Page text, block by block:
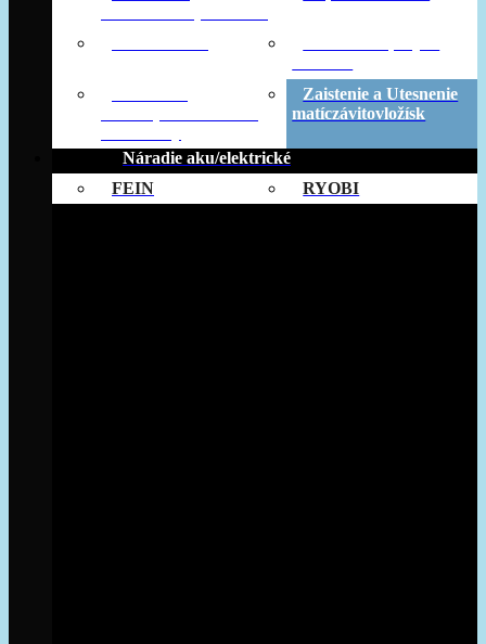
Zaistenie a Utesnenie
matíczávitovložísk
Náradie aku/elektrické
FEIN
RYOBI